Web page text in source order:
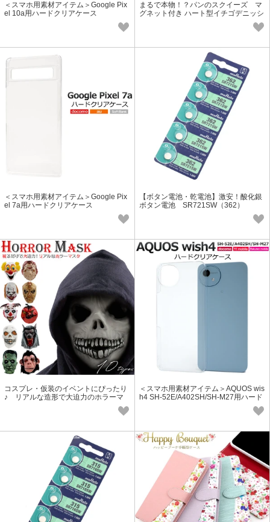
＜スマホ用素材アイテム＞Google Pix
el 10a用ハードクリアケース
まるで本物！？パンのスクイーズ マ
グネット付き ハート型イチゴデニッシ
＜スマホ用素材アイテム＞Google Pix
el 7a用ハードクリアケース
【ボタン電池・乾電池】激安！酸化銀
ボタン電池 SR721SW（362）
コスプレ・仮装のイベントにぴったり
♪ リアルな造形で大迫力のホラーマ
＜スマホ用素材アイテム＞AQUOS wis
h4 SH-52E/A402SH/SH-M27用ハード